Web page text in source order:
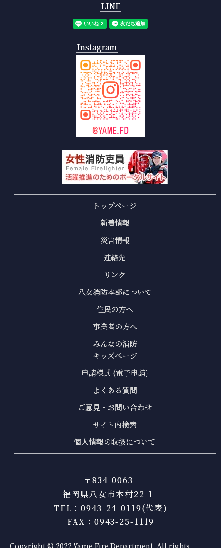
トップページ
新着情報
災害情報
連絡先
リンク
八女消防本部について
住民の方へ
事業者の方へ
みんなの消防
キッズページ
申請様式 (電子申請)
よくある質問
ご意見・お問い合わせ
サイト内検索
個人情報の取扱について
LINE
Instagram
〒834-0063
福岡県八女市本村22-1
TEL：0943-24-0119(代表)
FAX：0943-25-1119
Copyright © 2022 Yame Fire Department. All rights